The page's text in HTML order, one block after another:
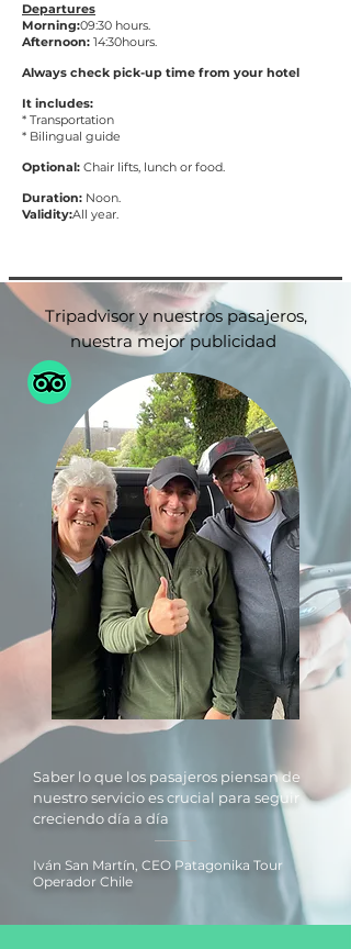
Departures
Morning:09:30 hours.
Afternoon: 14:30hours.
Always check pick-up time from your hotel
It includes:
* Transportation
* Bilingual guide
Optional: Chair lifts, lunch or food.
Duration: Noon.
Validity:All year.
Tripadvisor y nuestros pasajeros,
nuestra mejor publicidad
Saber lo que los pasajeros piensan de
nuestro servicio es crucial para seguir
creciendo día a día
Iván San Martín, CEO Patagonika Tour
Operador Chile